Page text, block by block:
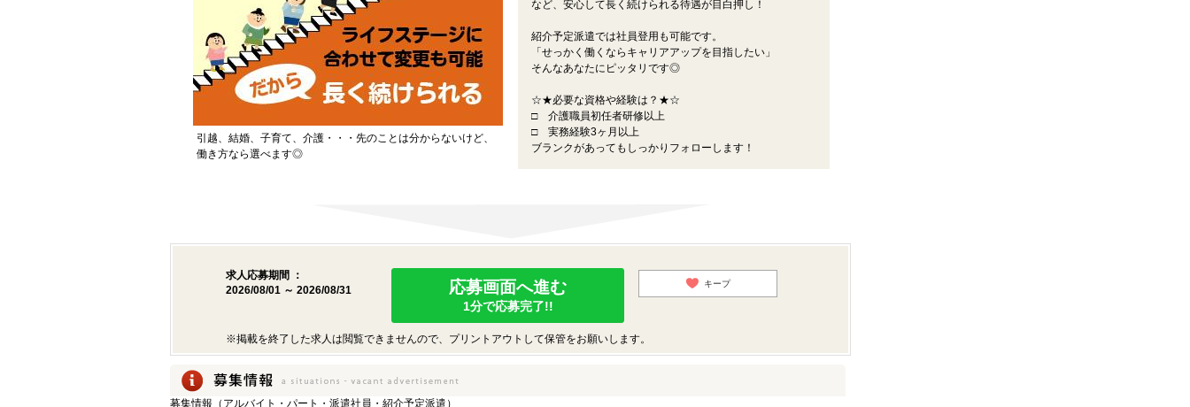
引越、結婚、子育て、介護・・・先のことは分からないけど、
働き方なら選べます◎
など、安心して長く続けられる待遇が目白押し！
紹介予定派遣では社員登用も可能です。
「せっかく働くならキャリアアップを目指したい」
そんなあなたにピッタリです◎
☆★必要な資格や経験は？★☆
□ 介護職員初任者研修以上
□ 実務経験3ヶ月以上
ブランクがあってもしっかりフォローします！
求人応募期間 ：
2026/08/01 ～ 2026/08/31
応募画面へ進む
1分で応募完了!!
キープ
※掲載を終了した求人は閲覧できませんので、プリントアウトして保管をお願いします。
募集情報（アルバイト・パート・派遣社員・紹介予定派遣）